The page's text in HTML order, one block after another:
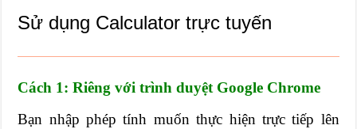
Sử dụng Calculator trực tuyến
Cách 1: Riêng với trình duyệt Google Chrome
Bạn nhập phép tính muốn thực hiện trực tiếp lên